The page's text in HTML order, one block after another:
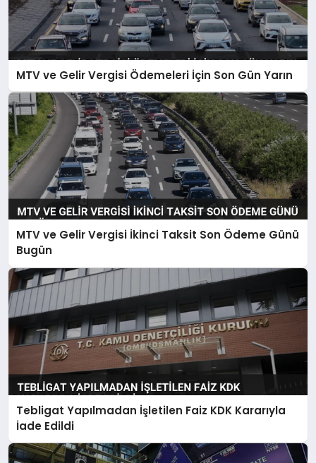
MTV ve Gelir Vergisi Ödemeleri İçin Son Gün Yarın
MTV ve Gelir Vergisi İkinci Taksit Son Ödeme Günü
Bugün
Tebligat Yapılmadan İşletilen Faiz KDK Kararıyla
İade Edildi